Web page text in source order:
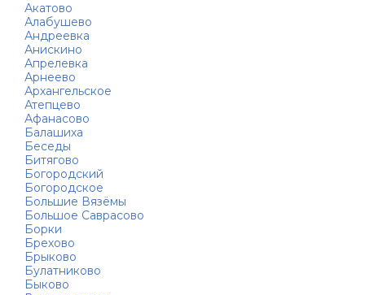
Акатово
Алабушево
Андреевка
Анискино
Апрелевка
Арнеево
Архангельское
Атепцево
Афанасово
Балашиха
Беседы
Битягово
Богородский
Богородское
Большие Вязёмы
Большое Саврасово
Борки
Брехово
Брыково
Булатниково
Быково